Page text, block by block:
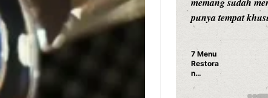
menguntungkan? Nah, itulah ...
Dari Iseng Jadi Cuan: Kisah
punya tempat
7 Menu
Restora
n
yang